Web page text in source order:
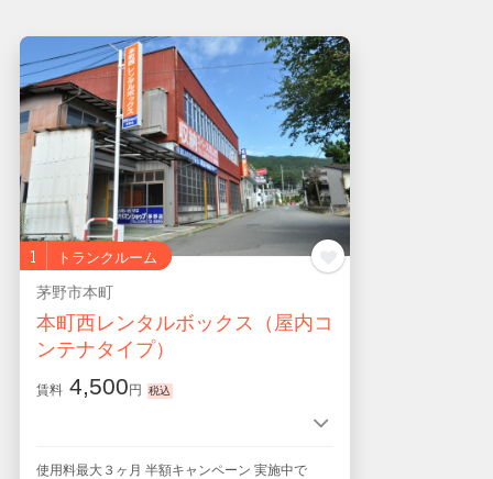
1 トランクルーム
茅野市本町
本町西レンタルボックス（屋内コ
ンテナタイプ）
賃料 4,500 円
使用料最大３ヶ月 半額キャンペーン 実施中で